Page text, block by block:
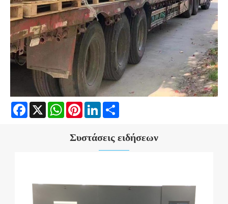
Facebook
X WhatsApp
Pinterest
LinkedIn
Συστάσεις ειδήσεων